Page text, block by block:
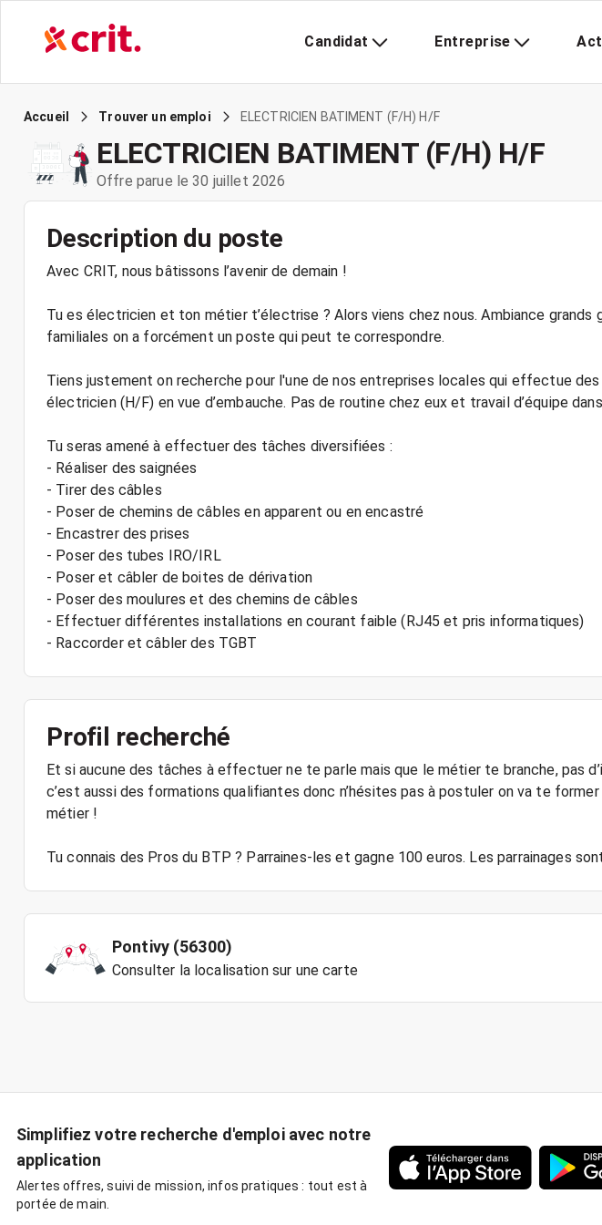
Candidat Entreprise
Accueil Trouver un emploi ELECTRICIEN BATIMENT (F/H) H/F
ELECTRICIEN BATIMENT (F/H) H/F
Offre parue le 30 juillet 2026
Description du poste
Avec CRIT, nous bâtissons l’avenir de demain !
Tu es électricien et ton métier t’électrise ? Alors viens chez nous. Ambiance grands
familiales on a forcément un poste qui peut te correspondre.
Tiens justement on recherche pour l'une de nos entreprises locales qui effectue
électricien (H/F) en vue d’embauche. Pas de routine chez eux et travail d’équipe
Tu seras amené à effectuer des tâches diversifiées :
- Réaliser des saignées
- Tirer des câbles
- Poser de chemins de câbles en apparent ou en encastré
- Encastrer des prises
- Poser des tubes IRO/IRL
- Poser et câbler de boites de dérivation
- Poser des moulures et des chemins de câbles
- Effectuer différentes installations en courant faible (RJ45 et pris informatiques)
- Raccorder et câbler des TGBT
Profil recherché
Et si aucune des tâches à effectuer ne te parle mais que le métier te branche, pas
c’est aussi des formations qualifiantes donc n’hésites pas à postuler on va te
métier !
Pontivy (56300)
Consulter la localisation sur une carte
Simplifiez votre recherche d'emploi avec notre
application
Alertes offres, suivi de mission, infos pratiques : tout est à
portée de main.